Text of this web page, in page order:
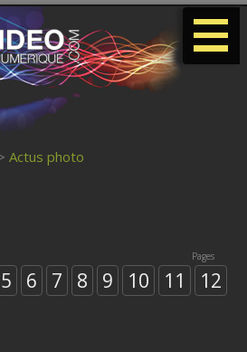
Actus photo
Pages
5 6 7 8 9 10 11
12
-
-
-